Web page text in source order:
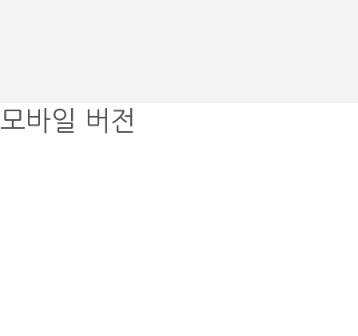
모바일 버전